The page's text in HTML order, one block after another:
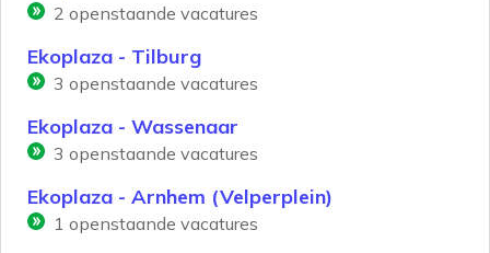
2 openstaande vacatures
Ekoplaza - Tilburg
3 openstaande vacatures
Ekoplaza - Wassenaar
3 openstaande vacatures
Ekoplaza - Arnhem (Velperplein)
1 openstaande vacatures